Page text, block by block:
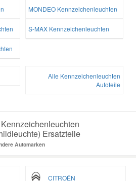
MONDEO Kennzeichenleuchten
S-MAX Kennzeichenleuchten
Alle Kennzeichenleuchten
Autoteile
Ersatzteile
Automarken
CITROËN